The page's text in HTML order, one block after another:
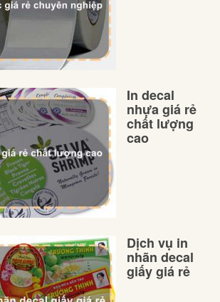
In decal
nhựa giá rẻ
chất lượng
cao
Dịch vụ in
nhãn decal
giấy giá rẻ